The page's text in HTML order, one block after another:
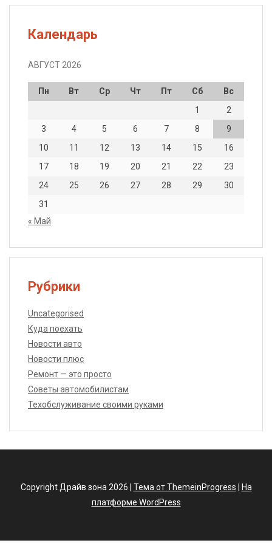
Календарь
АВГУСТ 2026
Пн Вт Ср Чт Пт Сб
Вс
1
2
3
4 5 6 7 8
9
10
11 12 13 14 15
16
17
18 19 20 21 22
23
24
25 26 27 28 29
30
31
« Май
Рубрики
Uncategorised
Куда поехать
Новости авто
Новости плюс
Ремонт — это просто
Советы автомобилистам
Техобслуживание своими руками
Copyright Драйв зона 2026 | Тема от ThemeinProgress
На
платформе WordPress